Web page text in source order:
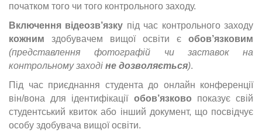
початком того чи того контрольного заходу.
Включення відеозв’язку під час контрольного заходу
кожним здобувачем вищої освіти є обов’язковим
(представлення фотографій чи заставок на
контрольному заході не дозволяється).
Під час приєднання студента до онлайн конференції
він/вона для ідентифікації обов’язково показує свій
студентський квиток або інший документ, що посвідчує
особу здобувача вищої освіти.